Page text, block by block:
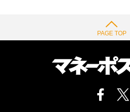
PAGE TOP